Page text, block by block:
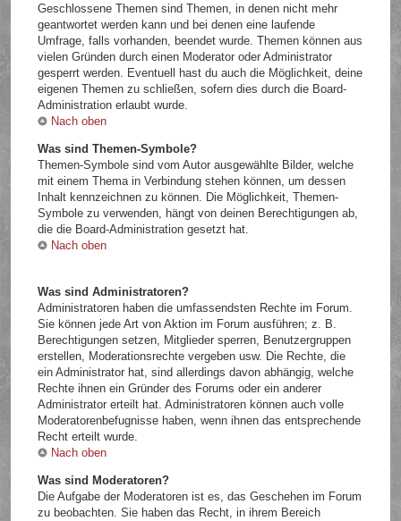
Geschlossene Themen sind Themen, in denen nicht mehr
geantwortet werden kann und bei denen eine laufende
Umfrage, falls vorhanden, beendet wurde. Themen können aus
vielen Gründen durch einen Moderator oder Administrator
gesperrt werden. Eventuell hast du auch die Möglichkeit, deine
eigenen Themen zu schließen, sofern dies durch die Board-
Administration erlaubt wurde.
Nach oben
Was sind Themen-Symbole?
Themen-Symbole sind vom Autor ausgewählte Bilder, welche
mit einem Thema in Verbindung stehen können, um dessen
Inhalt kennzeichnen zu können. Die Möglichkeit, Themen-
Symbole zu verwenden, hängt von deinen Berechtigungen ab,
die die Board-Administration gesetzt hat.
Nach oben
Was sind Administratoren?
Administratoren haben die umfassendsten Rechte im Forum.
Sie können jede Art von Aktion im Forum ausführen; z. B.
Berechtigungen setzen, Mitglieder sperren, Benutzergruppen
erstellen, Moderationsrechte vergeben usw. Die Rechte, die
ein Administrator hat, sind allerdings davon abhängig, welche
Rechte ihnen ein Gründer des Forums oder ein anderer
Administrator erteilt hat. Administratoren können auch volle
Moderatorenbefugnisse haben, wenn ihnen das entsprechende
Recht erteilt wurde.
Nach oben
Was sind Moderatoren?
Die Aufgabe der Moderatoren ist es, das Geschehen im Forum
zu beobachten. Sie haben das Recht, in ihrem Bereich